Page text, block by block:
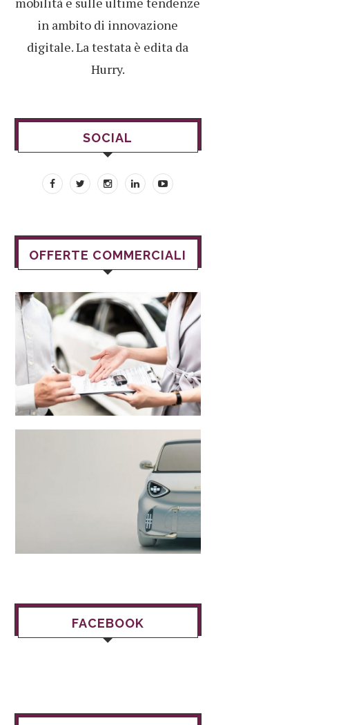
in ambito di innovazione
digitale. La testata è edita da
Hurry.
SOCIAL
OFFERTE COMMERCIALI
FACEBOOK